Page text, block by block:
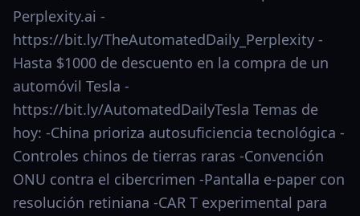
Perplexity.ai -
https://bit.ly/TheAutomatedDaily_Perplexity -
Hasta $1000 de descuento en la compra de un
automóvil Tesla -
https://bit.ly/AutomatedDailyTesla Temas de
hoy: -China prioriza autosuficiencia tecnológica -
Controles chinos de tierras raras -Convención
ONU contra el cibercrimen -Pantalla e‑paper con
resolución retiniana -CAR T experimental para